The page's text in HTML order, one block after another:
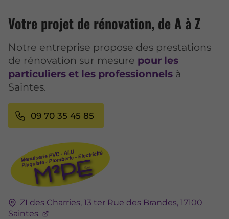
ZI des Charries, 13 ter Rue des Brandes, 17100
Saintes
Votre projet de rénovation, de A à Z
Notre entreprise propose des prestations
de rénovation sur mesure pour les
particuliers et les professionnels à
Saintes.
09 70 35 45 85